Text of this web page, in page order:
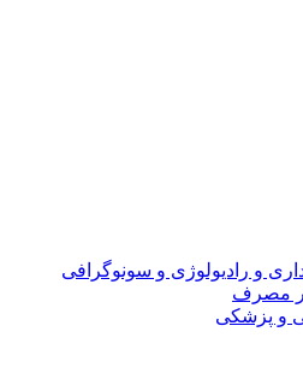
و رادیولوژی و سونوگرافی
مصرف
و پزشکی